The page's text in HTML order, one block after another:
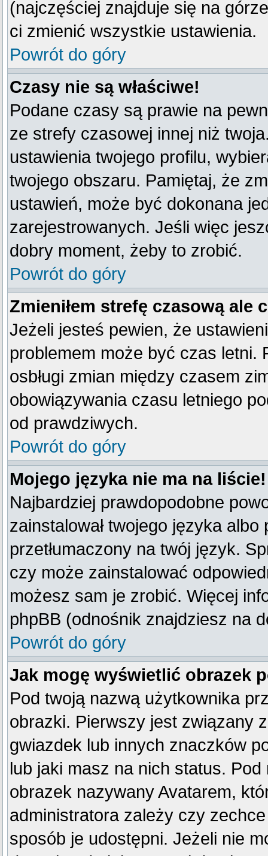
(najczęściej znajduje się na
ci zmienić wszystkie ustawienia.
Powrót do góry
Czasy nie są właściwe!
Podane czasy są prawie na
ze strefy czasowej innej niż
ustawienia twojego profilu,
twojego obszaru. Pamiętaj, że
ustawień, może być dokonana
zarejestrowanych. Jeśli więc
dobry moment, żeby to zrobić.
Powrót do góry
Zmieniłem strefę czasową ale
Jeżeli jesteś pewien, że
problemem może być czas letni.
osbługi zmian między czasem
obowiązywania czasu letniego
od prawdziwych.
Powrót do góry
Mojego języka nie ma na liście!
Najbardziej prawdopodobne
zainstalował twojego języka
przetłumaczony na twój język.
czy może zainstalować
możesz sam je zrobić. Więcej
phpBB (odnośnik znajdziesz na
Powrót do góry
Jak mogę wyświetlić obrazek
Pod twoją nazwą użytkownika
obrazki. Pierwszy jest związany
gwiazdek lub innych znaczków
lub jaki masz na nich status.
obrazek nazywany Avatarem,
administratora zależy czy
sposób je udostępni. Jeżeli nie